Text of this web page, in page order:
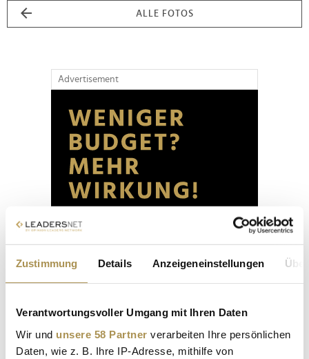
Zustimmung Details Anzeigeneinstellungen
Verantwortungsvoller Umgang mit Ihren Daten
Wir und unsere 58 Partner verarbeiten Ihre persönlichen
Daten, wie z. B. Ihre IP-Adresse, mithilfe von
ALLE FOTOS
Advertisement